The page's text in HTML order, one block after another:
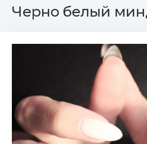
Черно белый